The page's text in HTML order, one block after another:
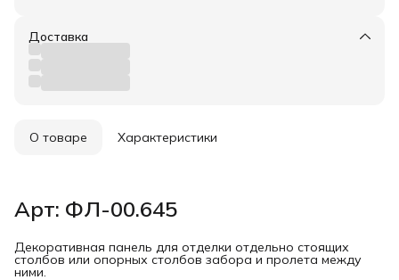
Доставка
О товаре Характеристики
Арт: ФЛ-00.645
Декоративная панель для отделки отдельно стоящих
столбов или опорных столбов забора и пролета между
ними.